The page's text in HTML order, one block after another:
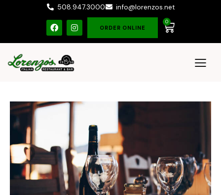
508.947.3000 info@lorenzos.net
ORDER ONLINE
0